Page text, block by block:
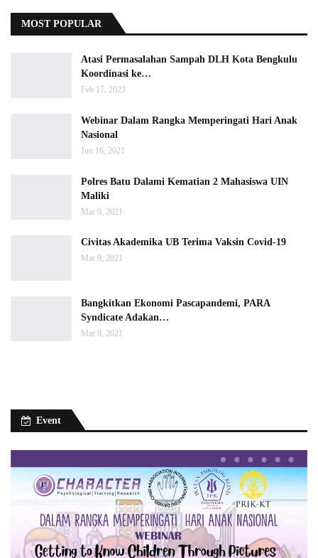
MOST POPULAR
Atasi Permasalahan Sampah DLH Kota Bengkulu
Koordinasi ke…
Feb 17, 2023
Webinar Dalam Rangka Memperingati Hari Anak
Nasional
Jun 16, 2021
Polres Batu Dalami Kematian 2 Mahasiswa UIN
Maliki
Mar 9, 2021
Civitas Akademika UB Terima Vaksin Covid-19
Mar 9, 2021
Bangkitkan Ekonomi Pascapandemi, PARA
Syndicate Adakan…
Mar 9, 2021
Event